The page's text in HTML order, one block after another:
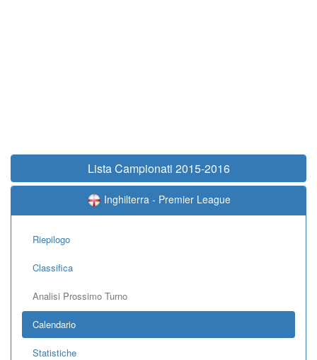
Lista Campionati 2015-2016
Inghilterra - Premier League
Riepilogo
Classifica
Analisi Prossimo Turno
Calendario
Statistiche